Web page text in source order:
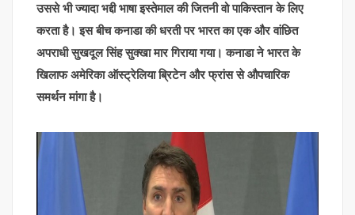
उससे भी ज्यादा भद्दी भाषा इस्तेमाल की जितनी वो पाकिस्तान के लिए
करता है। इस बीच कनाडा की धरती पर भारत का एक और वांछित
अपराधी सुखदूल सिंह सुक्खा मार गिराया गया। कनाडा ने भारत के
खिलाफ अमेरिका ऑस्ट्रेलिया ब्रिटेन और फ्रांस से औपचारिक
समर्थन मांगा है।